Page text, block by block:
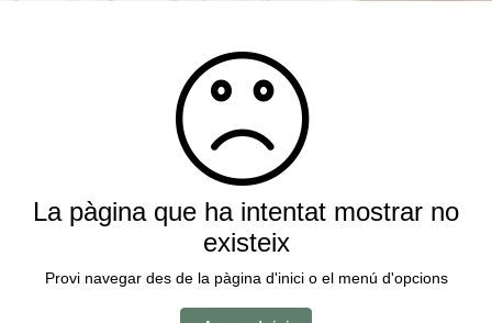
La pàgina que ha intentat mostrar no
existeix
Provi navegar des de la pàgina d'inici o el menú d'opcions